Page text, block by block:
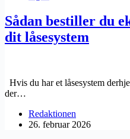
Sådan bestiller du
dit låsesystem
Hvis du har et låsesystem
der…
Redaktionen
26. februar 2026